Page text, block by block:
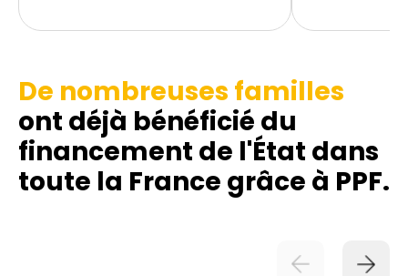
De nombreuses familles
ont déjà bénéficié du
financement de l'État dans
toute la France grâce à PPF.